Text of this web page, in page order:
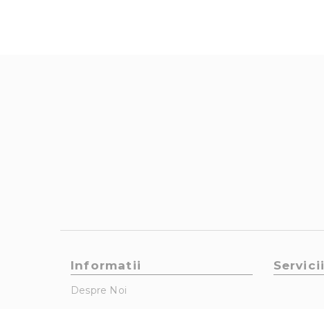
Informatii
Despre Noi
Servicii